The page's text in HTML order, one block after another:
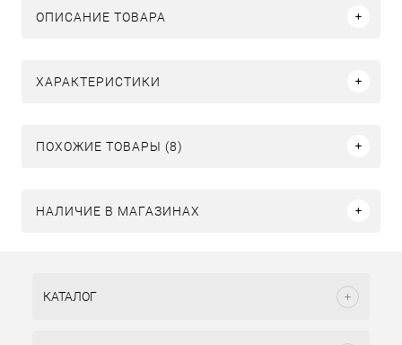
ОПИСАНИЕ ТОВАРА
ХАРАКТЕРИСТИКИ
ПОХОЖИЕ ТОВАРЫ (8)
НАЛИЧИЕ В МАГАЗИНАХ
КАТАЛОГ